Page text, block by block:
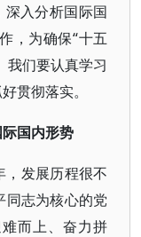
深入分析国际国
，为确保“十五
我们要认真学习
贯彻落实。
国内形势
，发展历程很不
同志为核心的党
而上、奋力拼